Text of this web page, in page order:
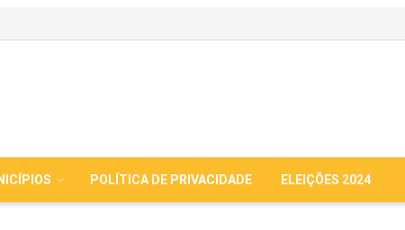
POLÍTICA DE PRIVACIDADE ELEIÇÕES 2024